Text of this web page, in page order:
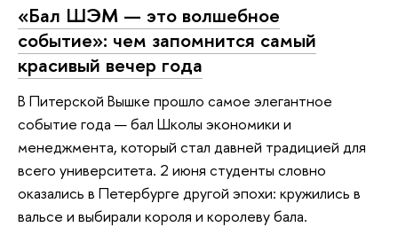
«Бал ШЭМ — это волшебное
событие»: чем запомнится самый
красивый вечер года
В Питерской Вышке прошло самое элегантное
событие года — бал Школы экономики и
менеджмента, который стал давней традицией для
всего университета. 2 июня студенты словно
оказались в Петербурге другой эпохи: кружились в
вальсе и выбирали короля и королеву бала.